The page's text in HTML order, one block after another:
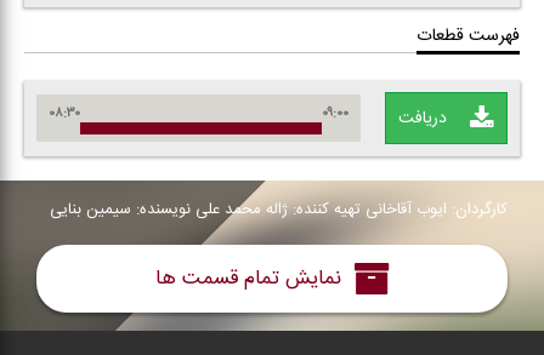
فهرست قطعات
دریافت ۰۸:۳۰ ۰۹:۰۰
كارگردان: ایوب آقاخانی تهیه كننده: ژاله محمد علی نویسنده: سیمین بنایی
نمایش تمام قسمت ها